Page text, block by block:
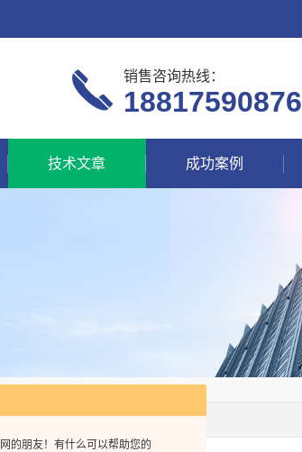
的朋友！有什么可以帮助您的
销售咨询热线：
18817590876
技术文章 成功案例
学驱赶仪对日本江豚的保护研究